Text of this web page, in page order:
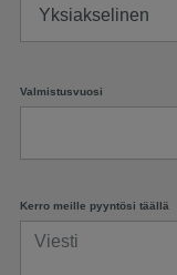
Valmistusvuosi
Kerro meille pyyntösi täällä